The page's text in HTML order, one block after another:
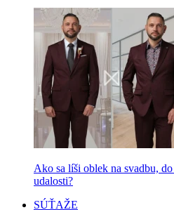
Ako sa líši oblek na svadbu,
udalosti?
SÚŤAŽE